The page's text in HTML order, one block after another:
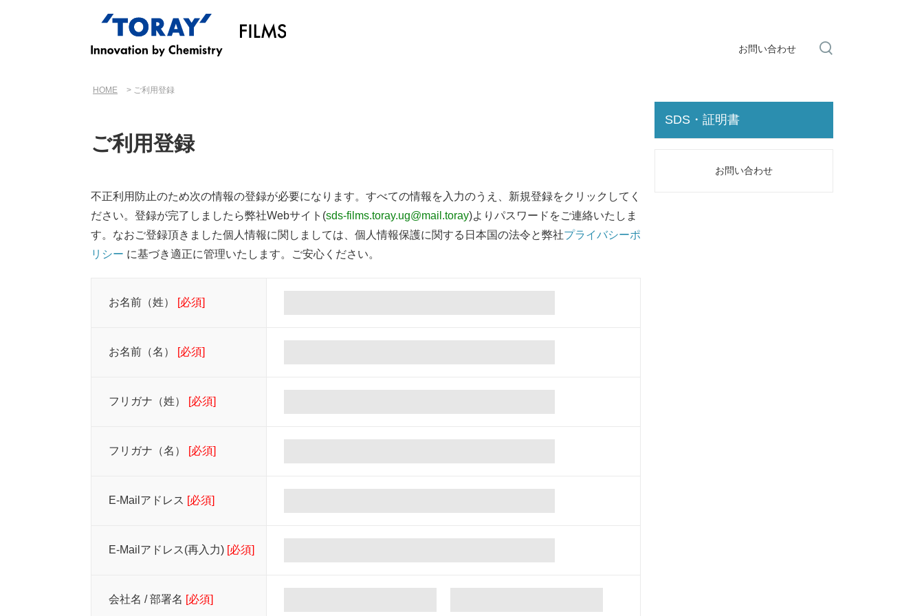
お問い合わせ
HOME ご利用登録
ご利用登録
不正利用防止のため次の情報の登録が必要になります。すべての情報を入力のうえ、新規登録をクリックしてく
ださい。登録が完了しましたら弊社Webサイト(sds-films.toray.ug@mail.toray)よりパスワードをご連絡いたしま
す。なおご登録頂きました個人情報に関しましては、個人情報保護に関する日本国の 法令と弊社プライバシーポ
リシー に基づき適正に管理いたします。ご安心ください。
お名前（姓） [必須]
お名前（名） [必須]
フリガナ（姓） [必須]
フリガナ（名） [必須]
E-Mailアドレス [必須]
E-Mailアドレス(再入力) [必須]
会社名 / 部署名 [必須]
SDS・証明書
お問い合わせ